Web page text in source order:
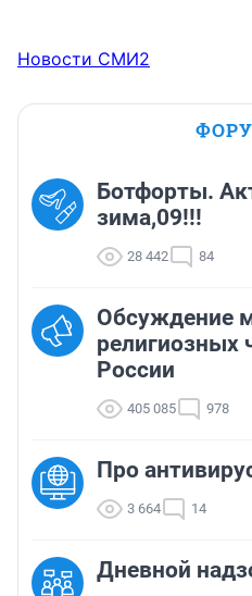
Новости СМИ2
Ботфорты.
зима,09!!!
28 442 84
Обсуждение
религиозных
России
405 085 978
Про
3 664 14
Дневной